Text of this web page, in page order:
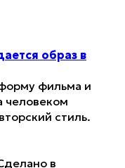
образ в
фильма и
человеком
стиль.
в